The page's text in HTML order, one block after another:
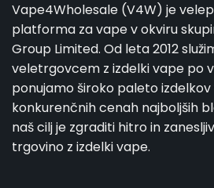
Vape4Wholesale (V4W) je
platforma za vape v okviru
Group Limited. Od leta 2012
veletrgovcem z izdelki vape po
ponujamo široko paleto
konkurenčnih cenah najboljših
naš cilj je zgraditi hitro in
trgovino z izdelki vape.